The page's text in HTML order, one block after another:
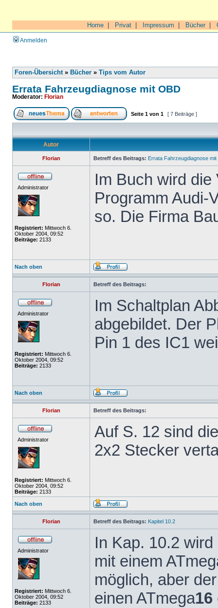
Home Privat Impressum Bücher|
Anmelden
Foren-Übersicht» Bücher » Tips vom Autor
Errata Fahrzeugdiagnose mit OBD
Moderator: Florian
Seite 1 von 1 [ 7 Beiträge ]
Autor
Florian Betreff des Beitrags: Errata Fahrzeugdiagnose mit
Administrator
Registriert: Mittwoch 6.
Oktober 2004, 09:52
Beiträge: 2133
Im Buch wird
Programm Audi-
so. Die Firma
Nach oben
Florian Betreff des Beitrags:
Administrator
Registriert: Mittwoch 6.
Oktober 2004, 09:52
Beiträge: 2133
Im Schaltplan
abgebildet. Der
Pin 1 des IC1
Nach oben
Florian Betreff des Beitrags:
Administrator
Registriert: Mittwoch 6.
Oktober 2004, 09:52
Beiträge: 2133
Auf S. 12 sind
2x2 Stecker
Nach oben
Florian Betreff des Beitrags: Kapitel 10.2
Administrator
Registriert: Mittwoch 6.
Oktober 2004, 09:52
Beiträge: 2133
In Kap. 10.2
mit einem
möglich, aber
einen ATmega16